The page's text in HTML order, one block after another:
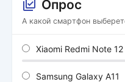
Опрос
А какой смартфон
Xiaomi Redmi Note
Samsung Galaxy A11